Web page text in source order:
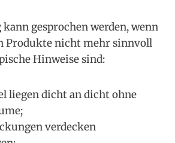
gesprochen werden, wenn
Produkte nicht mehr sinnvoll
Hinweise sind:
liegen dicht an dicht ohne
verdecken